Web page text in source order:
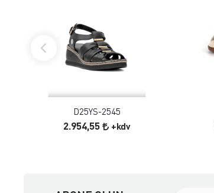
FAVORILERE EKLE
D25YS-2545
2.954,55 +kdv